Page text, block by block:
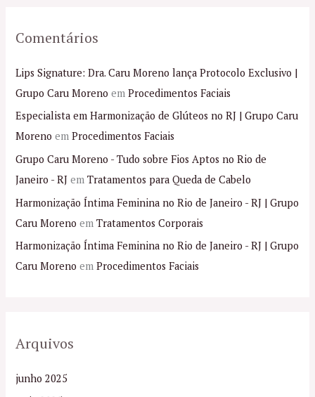
Comentários
Lips Signature: Dra. Caru Moreno lança Protocolo Exclusivo |
Grupo Caru Moreno emProcedimentos Faciais
Especialista em Harmonização de Glúteos no RJ | Grupo Caru
Moreno emProcedimentos Faciais
Grupo Caru Moreno - Tudo sobre Fios Aptos no Rio de
Janeiro - RJ emTratamentos para Queda de Cabelo
Harmonização Íntima Feminina no Rio de Janeiro - RJ | Grupo
Caru Moreno emTratamentos Corporais
Harmonização Íntima Feminina no Rio de Janeiro - RJ | Grupo
Caru Moreno emProcedimentos Faciais
Arquivos
junho 2025